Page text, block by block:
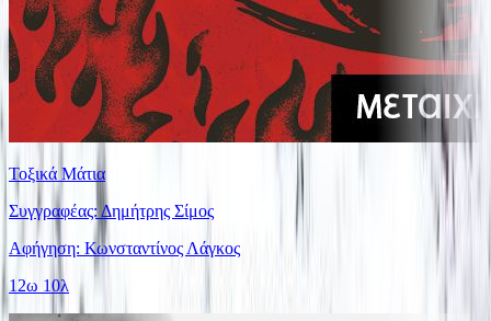
Τοξικά Μάτια
Συγγραφέας: Δημήτρης Σίμος
Αφήγηση: Κωνσταντίνος Λάγκος
12ω 10λ